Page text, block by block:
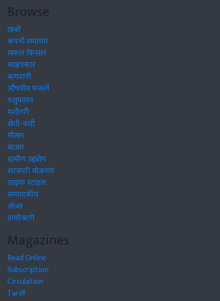
Browse
खबरें
कंपनी समाचार
सफल किसान
साक्षात्कार
बागवानी
औषधीय फसलें
पशुपालन
मशीनरी
खेती-बाड़ी
मौसम
बाजार
ग्रामीण उद्द्योग
सरकारी योजनाएं
लाइफ स्टाइल
सम्पादकीय
जॉब्स
डायरेक्टरी
Magazines
Read Online
Subscription
Circulation
Tariff